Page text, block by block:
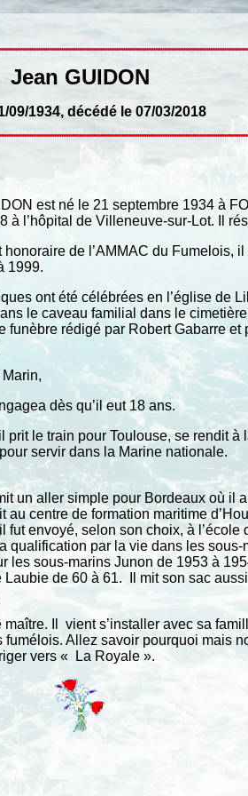
Jean GUIDON
09/1934, décédé le 07/03/2018
est né le 21 septembre 1934 à
à l’hôpital de Villeneuve-sur-Lot. Il
honoraire de l’AMMAC du Fumelois,
1999.
ont été célébrées en l’église de
le caveau familial dans le
funèbre rédigé par Robert Gabarre
dès qu’il eut 18 ans.
prit le train pour Toulouse, se rendit
servir dans la Marine nationale.
un aller simple pour Bordeaux où il
au centre de formation maritime
fut envoyé, selon son choix, à
par la vie dans les
les sous-marins Junon de 1953 à
de 60 à 61. Il mit son sac
Il vient s’installer avec sa
Allez savoir pourquoi mais
vers « La Royale ».